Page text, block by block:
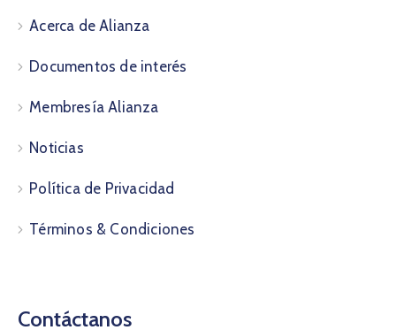
Acerca de Alianza
Documentos de interés
Membresía Alianza
Noticias
Política de Privacidad
Términos & Condiciones
Contáctanos